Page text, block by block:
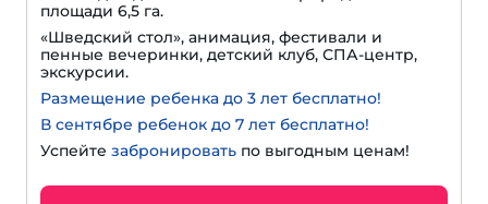
площади 6,5 га.
«Шведский стол», анимация, фестивали и
пенные вечеринки, детский клуб, СПА-центр,
экскурсии.
Размещение ребенка до 3 лет бесплатно!
В сентябре ребенок до 7 лет бесплатно!
Успейте забронировать по выгодным ценам!